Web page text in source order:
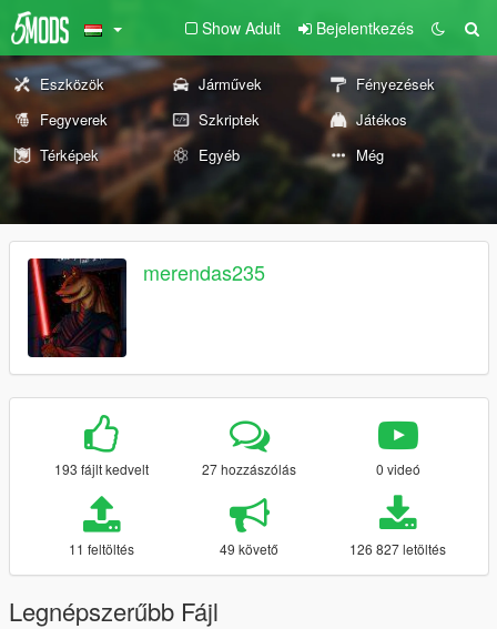
Show Adult Bejelentkezés
Eszközök Járművek
Fényezések
Fegyverek
Szkriptek
Játékos
Térképek
Egyéb Még
merendas235
193 fájlt kedvelt 27 hozzászólás 0 videó
11 feltöltés 49 követő 126 827 letöltés
Legnépszerűbb Fájl